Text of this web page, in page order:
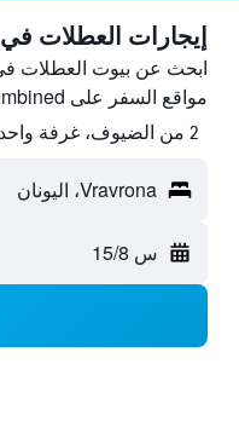
إيجارات العطلات في Vravrona
مواقع السفر على HotelsCombined وقارن بينها ووفّر.
2 من الضيوف، غرفة واحدة
Vravrona، اليونان
س 15/8